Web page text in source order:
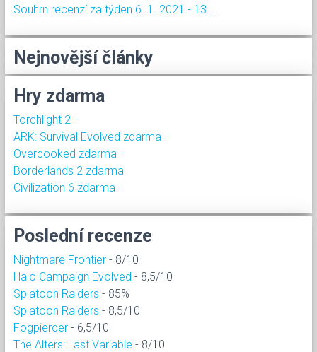
Souhrn recenzí za týden 6. 1. 2021 - 13....
Nejnovější články
Hry zdarma
Torchlight 2
ARK: Survival Evolved zdarma
Overcooked zdarma
Borderlands 2 zdarma
Civilization 6 zdarma
Poslední recenze
Nightmare Frontier - 8/10
Halo Campaign Evolved - 8,5/10
Splatoon Raiders - 85%
Splatoon Raiders - 8,5/10
Fogpiercer - 6,5/10
The Alters: Last Variable - 8/10